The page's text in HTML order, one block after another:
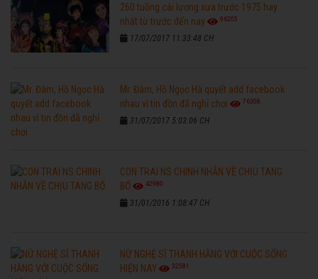
260 tuồng cải lương xưa trước 1975 hay
nhất từ trước đến nay
96205
17/07/2017 11:33:48 CH
Mr. Đàm, Hồ Ngọc Hà quyết add facebook
nhau vì tin đồn đã nghỉ chơi
76308
31/07/2017 5:03:06 CH
CON TRAI NS CHINH NHẪN VỀ CHỊU TANG
BỐ
42980
31/01/2016 1:08:47 CH
NỮ NGHỆ SĨ THANH HẰNG VỚI CUỘC SỐNG
HIỆN NAY
32581